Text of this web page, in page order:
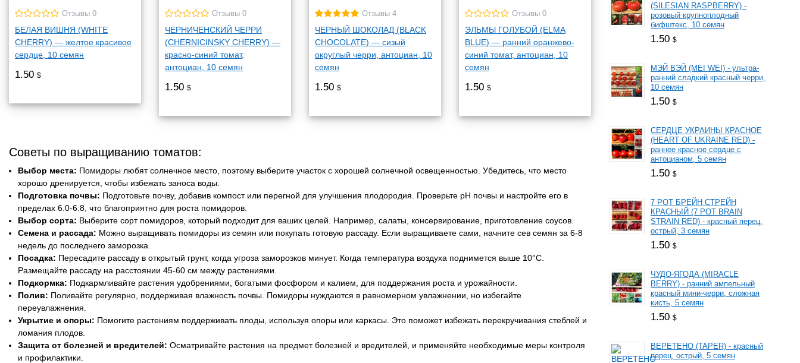
(SILESIAN RASPBERRY) -
розовый крупноплодный
бифштекс, 10 семян
1.50 $
МЭЙ ВЭЙ (MEI WEI) - ультра-
ранний сладкий красный черри,
10 семян
1.50 $
СЕРДЦЕ УКРАИНЫ КРАСНОЕ
(HEART OF UKRAINE RED) -
раннее красное сердце с
антоцианом, 5 семян
1.50 $
7 РОТ БРЕЙН СТРЕЙН
КРАСНЫЙ (7 РОТ BRAIN
STRAIN RED) - красный перец,
острый, 3 семян
1.50 $
ЧУДО-ЯГОДА (MIRACLE
BERRY) - ранний ампельный
красный мини-черри, сложная
кисть, 5 семян
1.50 $
ВЕРЕТЕНО (TAPER) - красный
перец, острый, 5 семян
Отзывы 0
БЕЛАЯ ВИШНЯ (WHITE
CHERRY) — желтое красивое
сердце, 10 семян
1.50 $
Отзывы 0
ЧЕРНИЧЕНСКИЙ ЧЕРРИ
(CHERNICINSKY CHERRY) —
красно-синий томат,
антоциан, 10 семян
1.50 $
Отзывы 4
ЧЕРНЫЙ ШОКОЛАД (BLACK
CHOCOLATE) — сизый
округлый черри, антоциан, 10
семян
1.50 $
Отзывы 0
ЭЛЬМЫ ГОЛУБОЙ (ELMA
BLUE) — ранний оранжево-
синий томат, антоциан, 10
семян
1.50 $
Советы по выращиванию томатов:
Выбор места: Помидоры любят солнечное место, поэтому выберите участок с хорошей солнечной освещенностью. Убедитесь, что место
хорошо дренируется, чтобы избежать заноса воды.
Подготовка почвы: Подготовьте почву, добавив компост или перегной для улучшения плодородия. Проверьте pH почвы и настройте его в
пределах 6.0-6.8, что благоприятно для роста помидоров.
Выбор сорта: Выберите сорт помидоров, который подходит для ваших целей. Например, салаты, консервирование, приготовление соусов.
Семена и рассада: Можно выращивать помидоры из семян или покупать готовую рассаду. Если выращиваете сами, начните сев семян за 6-8
недель до последнего заморозка.
Посадка: Пересадите рассаду в открытый грунт, когда угроза заморозков минует. Когда температура воздуха поднимется выше 10°C.
Размещайте рассаду на расстоянии 45-60 см между растениями.
Подкормка: Подкармливайте растения удобрениями, богатыми фосфором и калием, для поддержания роста и урожайности.
Полив: Поливайте регулярно, поддерживая влажность почвы. Помидоры нуждаются в равномерном увлажнении, но избегайте
переувлажнения.
Укрытие и опоры: Помогите растениям поддерживать плоды, используя опоры или каркасы. Это поможет избежать перекручивания стеблей и
ломания плодов.
Защита от болезней и вредителей:Осматривайте растения на предмет болезней и вредителей, и применяйте необходимые меры контроля
и профилактики.